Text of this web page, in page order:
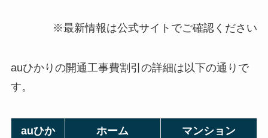
※最新情報は公式サイトでご確認ください
auひかりの開通工事費割引の詳細は以下の通りで
す。
auひか
ホーム マンション